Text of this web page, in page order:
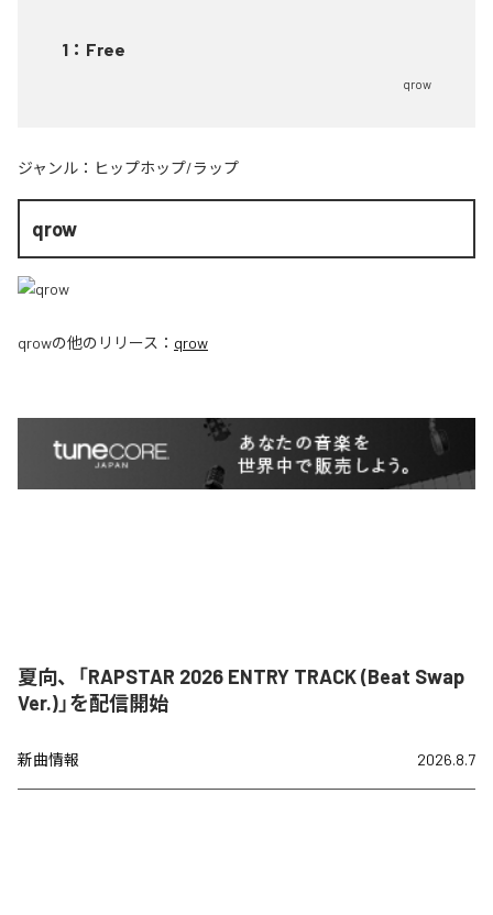
1 ： Free
qrow
ジャンル： ヒップホップ/ラップ
qrow
qrowの他のリリース： qrow
夏向、「RAPSTAR 2026 ENTRY TRACK (Beat Swap
Ver.)」を配信開始
新曲情報 2026.8.7